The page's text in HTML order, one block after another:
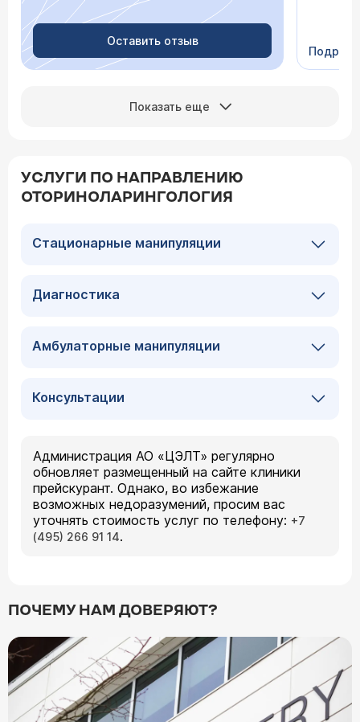
Оставить отзыв
Сейчас
Показать еще
УСЛУГИ ПО НАПРАВЛЕНИЮ
ОТОРИНОЛАРИНГОЛОГИЯ
Стационарные манипуляции
Диагностика
Амбулаторные манипуляции
Консультации
Администрация АО «ЦЭЛТ» регулярно
обновляет размещенный на сайте клиники
прейскурант. Однако, во избежание
возможных недоразумений, просим вас
уточнять стоимость услуг по телефону: +7
(495) 266 91 14.
ПОЧЕМУ НАМ ДОВЕРЯЮТ?